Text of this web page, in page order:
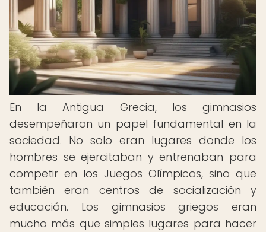
En la Antigua Grecia, los gimnasios
desempeñaron un papel fundamental en la
sociedad. No solo eran lugares donde los
hombres se ejercitaban y entrenaban para
competir en los Juegos Olímpicos, sino que
también eran centros de socialización y
educación. Los gimnasios griegos eran
mucho más que simples lugares para hacer